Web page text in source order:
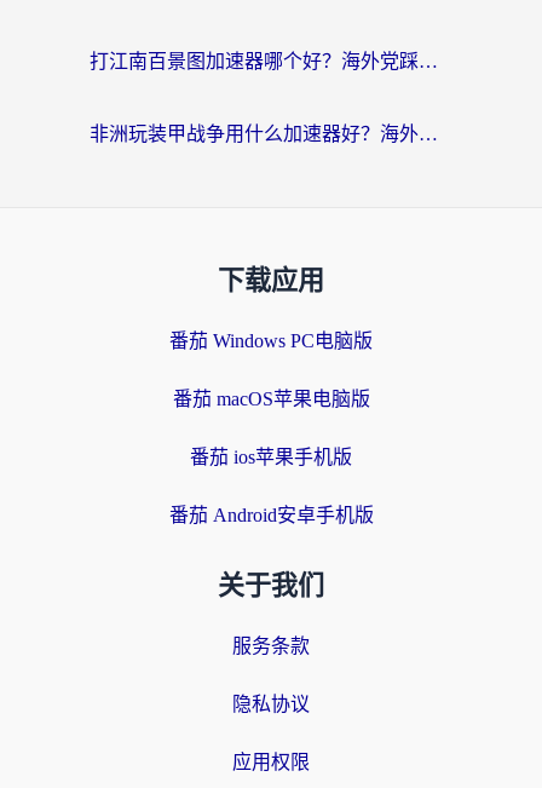
打江南百景图加速器哪个好？海外党踩坑N次后，终于找到不卡的秘诀
非洲玩装甲战争用什么加速器好？海外党亲测有效的国服游戏加速方案
下载应用
番茄 Windows PC电脑版
番茄 macOS苹果电脑版
番茄 ios苹果手机版
番茄 Android安卓手机版
关于我们
服务条款
隐私协议
应用权限